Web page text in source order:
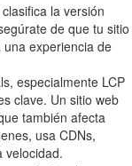
la versión
de que tu sitio
experiencia de
especialmente LCP
clave. Un sitio web
también afecta
usa CDNs,
velocidad.